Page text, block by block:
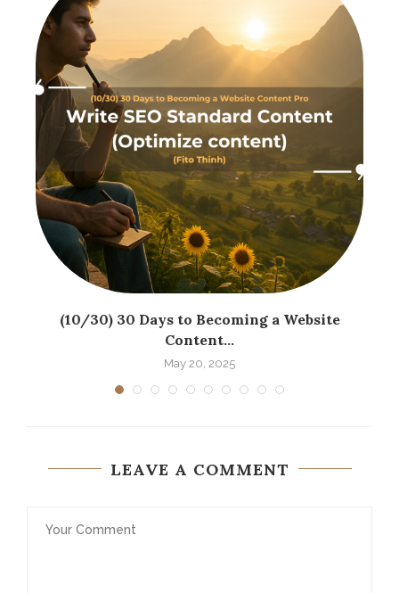
(10/30) 30 Days to Becoming a Website
Content...
May 20, 2025
LEAVE A COMMENT